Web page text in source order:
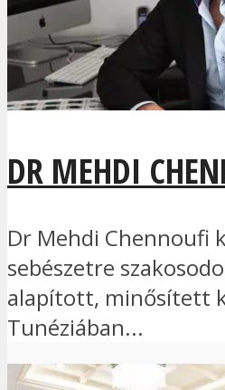
DR MEHDI
Dr Mehdi Chennoufi
sebészetre
alapított, minősített
Tunéziában...